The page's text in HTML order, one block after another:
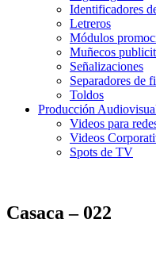
Identificadores
Letreros
Módulos
Muñecos
Señalizaciones
Separadores de
Toldos
Producción
Videos para
Videos
Spots de TV
Casaca – 022